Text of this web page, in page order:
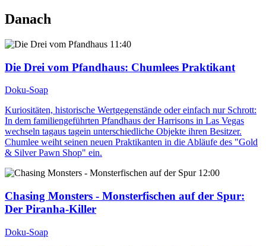
Danach
11:40
Die Drei vom Pfandhaus: Chumlees Praktikant
Doku-Soap
Kuriositäten, historische Wertgegenstände oder einfach nur Schrott:
In dem familiengeführten Pfandhaus der Harrisons in Las Vegas
wechseln tagaus tagein unterschiedliche Objekte ihren Besitzer.
Chumlee weiht seinen neuen Praktikanten in die Abläufe des "Gold
& Silver Pawn Shop" ein.
12:00
Chasing Monsters - Monsterfischen auf der Spur:
Der Piranha-Killer
Doku-Soap